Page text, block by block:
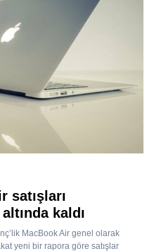
satışları
kaldı
MacBook Air genel olarak
yeni bir rapora göre satışlar